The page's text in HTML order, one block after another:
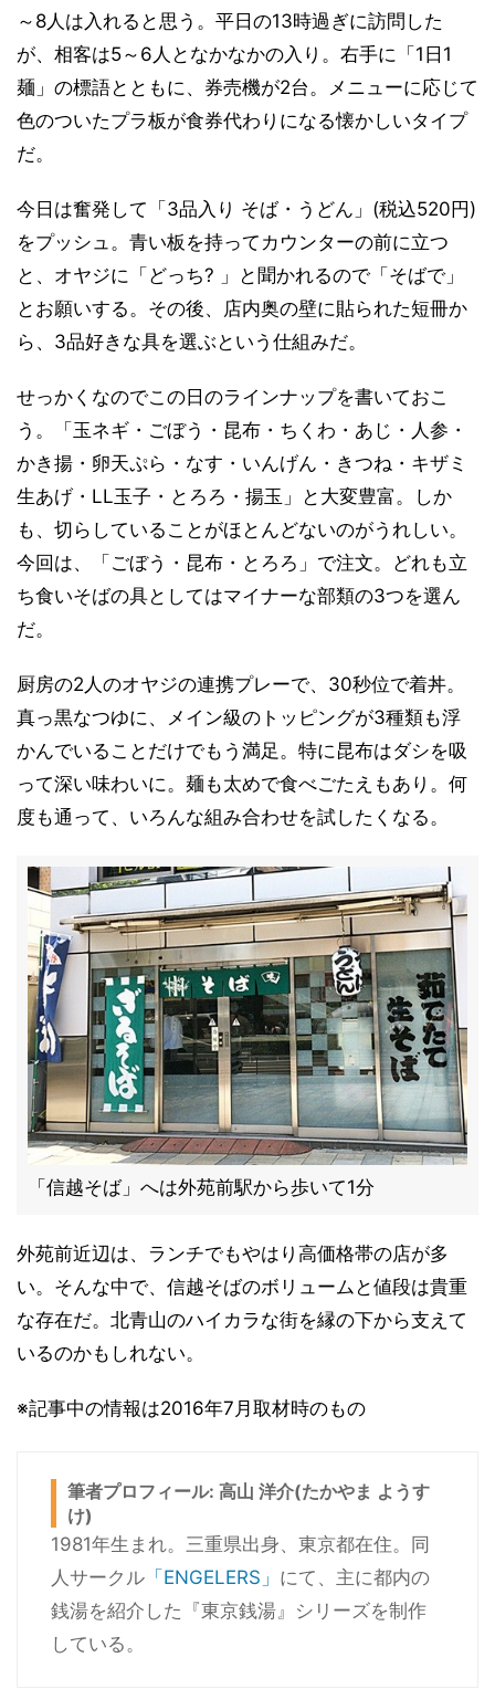
～8人は入れると思う。平日の13時過ぎに訪問した
が、相客は5～6人となかなかの入り。右手に「1日1
麺」の標語とともに、券売機が2台。メニューに応じて
色のついたプラ板が食券代わりになる懐かしいタイプ
だ。
今日は奮発して「3品入り そば・うどん」(税込520円)
をプッシュ。青い板を持ってカウンターの前に立つ
と、オヤジに「どっち? 」と聞かれるので「そばで」
とお願いする。その後、店内奥の壁に貼られた短冊か
ら、3品好きな具を選ぶという仕組みだ。
せっかくなのでこの日のラインナップを書いておこ
う。「玉ネギ・ごぼう・昆布・ちくわ・あじ・人参・
かき揚・卵天ぷら・なす・いんげん・きつね・キザミ
生あげ・LL玉子・とろろ・揚玉」と大変豊富。しか
も、切らしていることがほとんどないのがうれしい。
今回は、「ごぼう・昆布・とろろ」で注文。どれも立
ち食いそばの具としてはマイナーな部類の3つを選ん
だ。
厨房の2人のオヤジの連携プレーで、30秒位で着丼。
真っ黒なつゆに、メイン級のトッピングが3種類も浮
かんでいることだけでもう満足。特に昆布はダシを吸
って深い味わいに。麺も太めで食べごたえもあり。何
度も通って、いろんな組み合わせを試したくなる。
「信越そば」へは外苑前駅から歩いて1分
外苑前近辺は、ランチでもやはり高価格帯の店が多
い。そんな中で、信越そばのボリュームと値段は貴重
な存在だ。北青山のハイカラな街を縁の下から支えて
いるのかもしれない。
※記事中の情報は2016年7月取材時のもの
筆者プロフィール: 高山 洋介(たかやま ようす
け)
1981年生まれ。三重県出身、東京都在住。同
人サークル 「ENGELERS」 にて、主に都内の
銭湯を紹介した『東京銭湯』シリーズを制作
している。